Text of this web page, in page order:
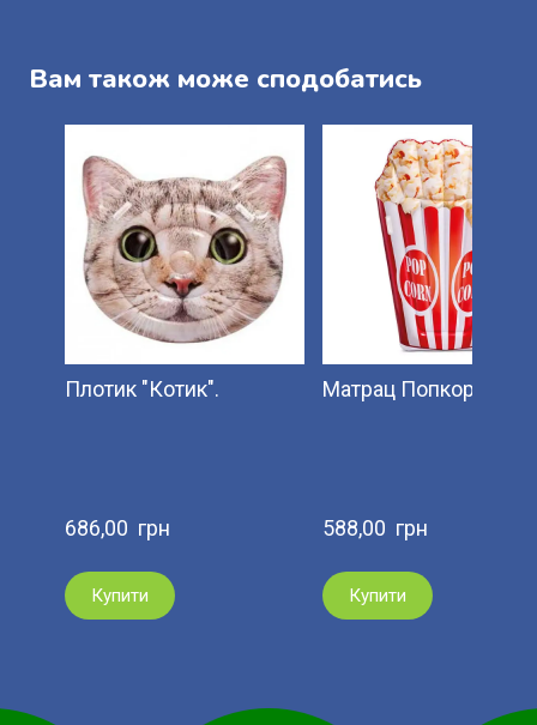
Вам також може сподобатись
Плотик "Котик".
686,00  грн
Купити
Матрац Попкорн
588,00  грн
Купити